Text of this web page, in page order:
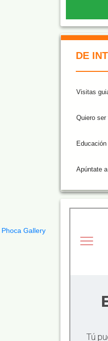
Phoca Gallery
DE
Visitas
Quiero ser
Apúntate